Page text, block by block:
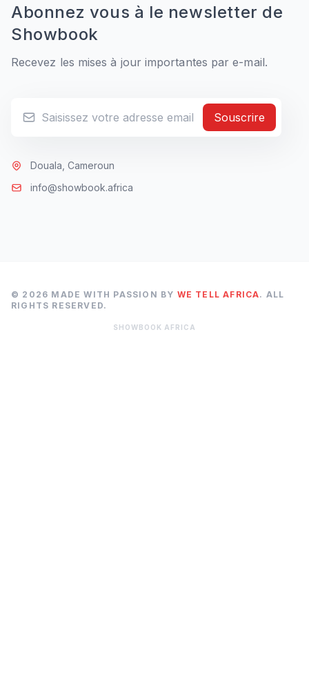
Abonnez vous à le newsletter de
Showbook
Recevez les mises à jour importantes par e-mail.
Souscrire
Douala, Cameroun
info@showbook.africa
© 2026 MADE WITH PASSION BY WE TELL AFRICA. ALL
RIGHTS RESERVED.
SHOWBOOK AFRICA